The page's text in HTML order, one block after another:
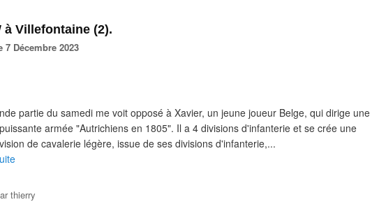
à Villefontaine (2).
7 Décembre 2023
partie du samedi me voit opposé à Xavier, un jeune joueur Belge, qui dirige une
armée "Autrichiens en 1805". Il a 4 divisions d'infanterie et se crée une
de cavalerie légère, issue de ses divisions d'infanterie,...
thierry